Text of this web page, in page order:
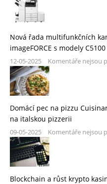
Nová řada multifunkčních
imageFORCE s modely
12-05-2025 Komentáře nejsou
Domácí pec na pizzu
na italskou pizzerii
09-05-2025 Komentáře nejsou
Blockchain a růst krypto